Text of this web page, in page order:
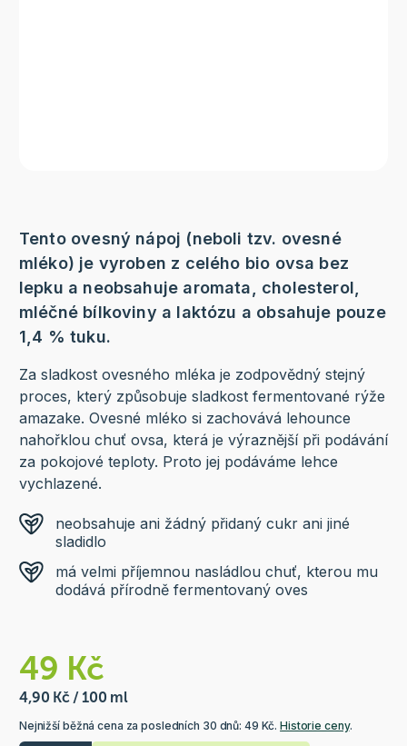
Tento ovesný nápoj (neboli tzv. ovesné
mléko) je vyroben z celého bio ovsa bez
lepku a neobsahuje aromata, cholesterol,
mléčné bílkoviny a laktózu a obsahuje pouze
1,4 % tuku.
Za sladkost ovesného mléka je zodpovědný stejný
proces, který způsobuje sladkost fermentované rýže
amazake. Ovesné mléko si zachovává lehounce
nahořklou chuť ovsa, která je výraznější při podávání
za pokojové teploty. Proto jej podáváme lehce
vychlazené.
neobsahuje ani žádný přidaný cukr ani jiné
sladidlo
má velmi příjemnou nasládlou chuť, kterou mu
dodává přírodně fermentovaný oves
49 Kč
4,90 Kč / 100 ml
Nejnižší běžná cena za posledních 30 dnů: 49 Kč.Historie ceny.